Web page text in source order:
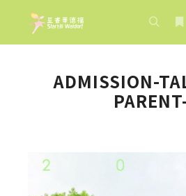
ADMISSION-